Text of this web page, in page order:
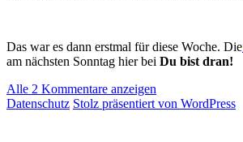
Das war es dann erstmal für diese Woche. Die
am nächsten Sonntag hier bei Du bist dran!
Alle 2 Kommentare anzeigen
Datenschutz Stolz präsentiert von WordPress